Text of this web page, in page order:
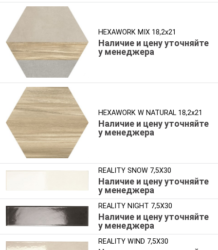
HEXAWORK MIX 18,2x21
Наличие и цену уточняйте
у менеджера
HEXAWORK W NATURAL 18,2x21
Наличие и цену уточняйте
у менеджера
REALITY SNOW 7,5X30
Наличие и цену уточняйте
у менеджера
REALITY NIGHT 7,5X30
Наличие и цену уточняйте
у менеджера
REALITY WIND 7,5X30